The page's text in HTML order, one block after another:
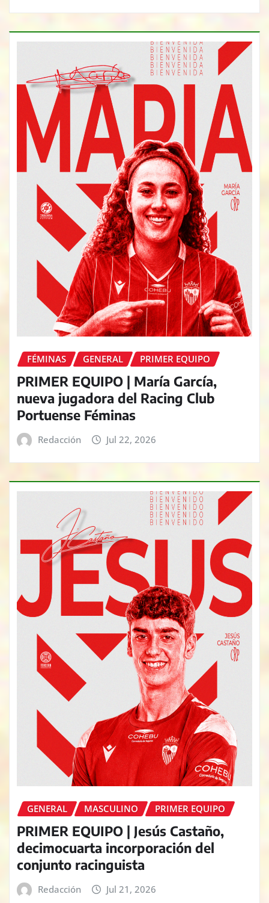
FÉMINAS GENERAL PRIMER EQUIPO
PRIMER EQUIPO | María García,
nueva jugadora del Racing Club
Portuense Féminas
Redacción Jul 22, 2026
GENERAL MASCULINO PRIMER EQUIPO
PRIMER EQUIPO | Jesús Castaño,
decimocuarta incorporación del
conjunto racinguista
Redacción Jul 21, 2026